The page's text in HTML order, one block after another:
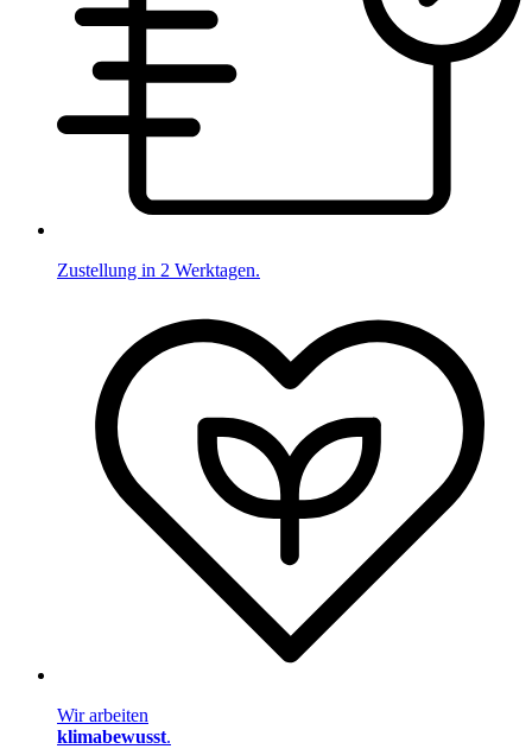
Zustellung in 2 Werktagen.
Wir arbeiten
klimabewusst.